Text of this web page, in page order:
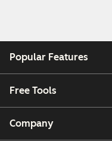
Popular Features
Free Tools
Company